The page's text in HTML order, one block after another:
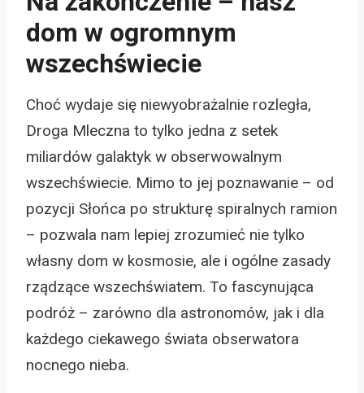
dom w ogromnym
wszechświecie
Choć wydaje się niewyobrażalnie rozległa,
Droga Mleczna to tylko jedna z setek
miliardów galaktyk w obserwowalnym
wszechświecie. Mimo to jej poznawanie – od
pozycji Słońca po strukturę spiralnych ramion
– pozwala nam lepiej zrozumieć nie tylko
własny dom w kosmosie, ale i ogólne zasady
rządzące wszechświatem. To fascynująca
podróż – zarówno dla astronomów, jak i dla
każdego ciekawego świata obserwatora
nocnego nieba.